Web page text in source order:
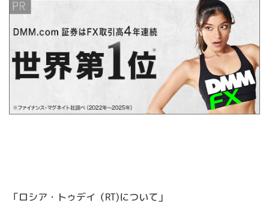
「ロシア・トゥデイ（RT)について」